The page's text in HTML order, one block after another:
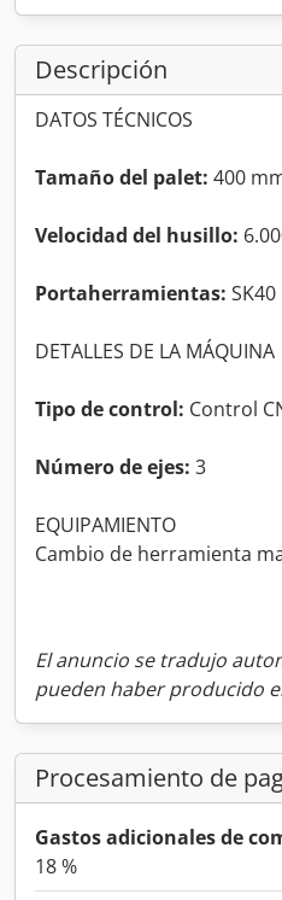
Descripción
DATOS TÉCNICOS
Tamaño del palet: 400
Velocidad del husillo:
Portaherramientas: SK40
DETALLES DE LA MÁQUINA
Tipo de control: Control
Número de ejes: 3
EQUIPAMIENTO
Cambio de herramienta
El anuncio se tradujo
pueden haber producido
Procesamiento de
Gastos adicionales de
18 %